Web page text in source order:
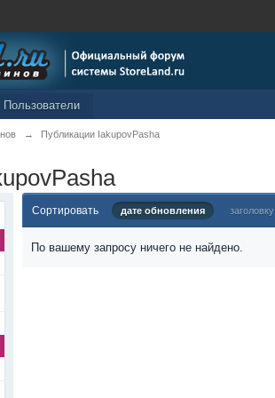
Пользователи
→ Публикации IakupovPasha
Сортировать дате обновления заголовку
По вашему запросу ничего не найдено.